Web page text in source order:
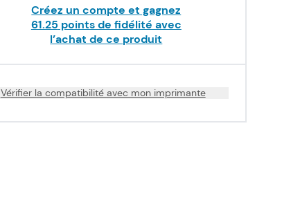
Créez un compte et gagnez
61.25 points de fidélité avec
l’achat de ce produit
Vérifier la compatibilité avec mon imprimante